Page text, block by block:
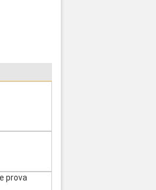
prova